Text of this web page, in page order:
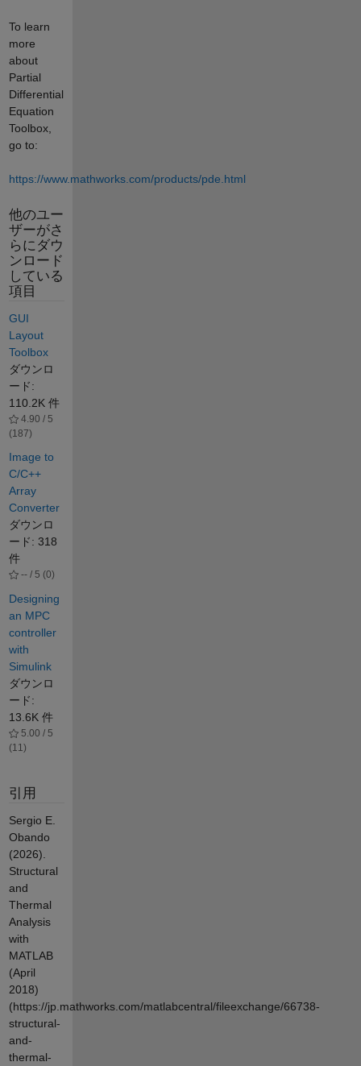
To learn
more
about
Partial
Differential
Equation
Toolbox,
go to:
https://www.mathworks.com/products/pde.html
他のユー
ザーがさ
らにダウ
ンロード
している
項目
GUI
Layout
Toolbox
ダウンロ
ード:
110.2K 件
4.90 / 5
(187)
Image to
C/C++
Array
Converter
ダウンロ
ード: 318
件
-- / 5 (0)
Designing
an MPC
controller
with
Simulink
ダウンロ
ード:
13.6K 件
5.00 / 5
(11)
引用
Sergio E.
Obando
(2026).
Structural
and
Thermal
Analysis
with
MATLAB
(April
2018)
(https://jp.mathworks.com/matlabcentral/fileexchange/66738-
structural-
and-
thermal-